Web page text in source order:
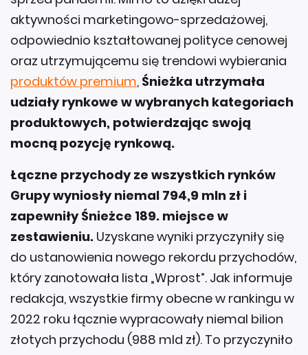
aktywności marketingowo-sprzedażowej,
odpowiednio kształtowanej polityce cenowej
oraz utrzymującemu się trendowi wybierania
produktów premium, Śnieżka utrzymała
udziały rynkowe w wybranych kategoriach
produktowych, potwierdzając swoją
mocną pozycję rynkową.
Łączne przychody ze wszystkich rynków
Grupy wyniosły niemal 794,9 mln zł i
zapewniły Śnieżce 189. miejsce w
zestawieniu. Uzyskane wyniki przyczyniły się
do ustanowienia nowego rekordu przychodów,
który zanotowała lista „Wprost”. Jak informuje
redakcja, wszystkie firmy obecne w rankingu w
2022 roku łącznie wypracowały niemal bilion
złotych przychodu (988 mld zł). To przyczyniło